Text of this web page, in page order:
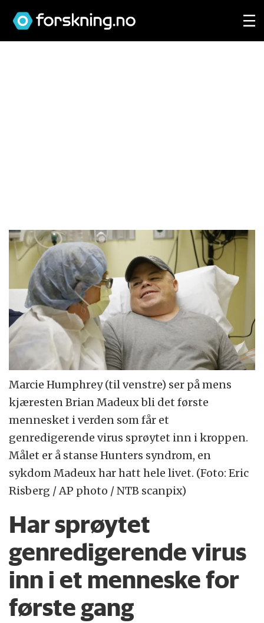
Marcie Humphrey (til venstre) ser på mens
kjæresten Brian Madeux bli det første
mennesket i verden som får et
genredigerende virus sprøytet inn i kroppen.
Målet er å stanse Hunters syndrom, en
sykdom Madeux har hatt hele livet. (Foto: Eric
Risberg / AP photo / NTB scanpix)
Har sprøytet
genredigerende virus
inn i et menneske for
første gang